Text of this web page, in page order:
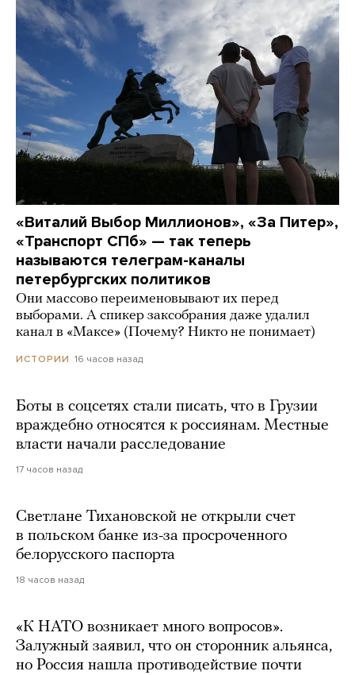
«Виталий Выбор Миллионов», «За Питер»,
«Транспорт СПб» — так теперь
называются телеграм-каналы
петербургских политиков
Они массово переименовывают их перед
выборами. А спикер заксобрания даже удалил
канал в «Максе» (Почему? Никто не понимает)
ИСТОРИИ 16 часов назад
Боты в соцсетях стали писать, что в Грузии
враждебно относятся к россиянам. Местные
власти начали расследование
17 часов назад
Светлане Тихановской не открыли счет
в польском банке из-за просроченного
белорусского паспорта
18 часов назад
«К НАТО возникает много вопросов».
Залужный заявил, что он сторонник альянса,
но Россия нашла противодействие почти